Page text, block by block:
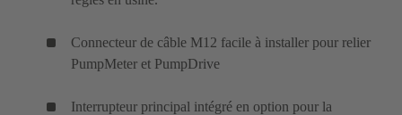
Connecteur de câble M12 facile à installer pour relier
PumpMeter et PumpDrive
Interrupteur principal intégré en option pour la